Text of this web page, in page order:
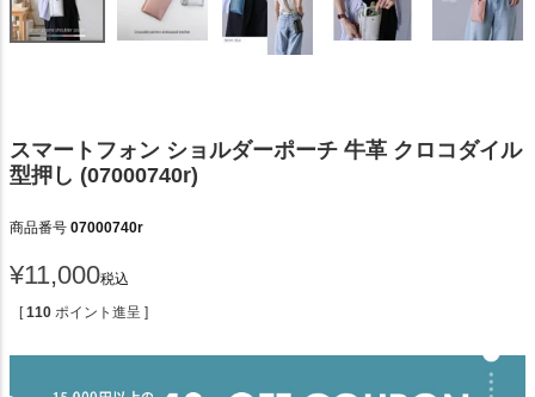
スマートフォン ショルダーポーチ 牛革 クロコダイル
型押し (07000740r)
商品番号 07000740r
¥11,000税込
[ 110 ポイント進呈 ]